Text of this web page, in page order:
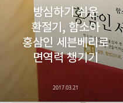
카카오스토리 밴드
방심하기 쉬운
환절기, 함소아
홍삼인 세븐베리로
면역력 챙기기
2017.03.21